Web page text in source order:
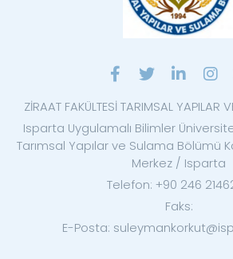
ZİRAAT FAKÜLTESİ TARIMSAL YAPILAR
Isparta Uygulamalı Bilimler
Tarımsal Yapılar ve Sulama Bölümü
Merkez / Isparta
Telefon: +90 246
Faks:
E-Posta: